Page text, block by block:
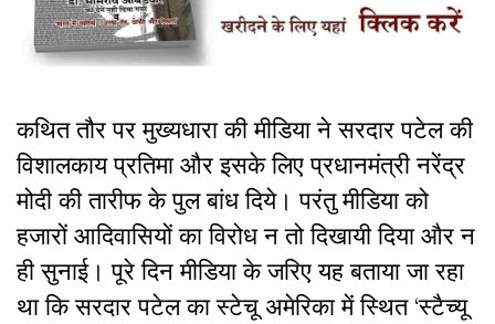
कथित तौर पर मुख्यधारा की मीडिया ने सरदार पटेल की
विशालकाय प्रतिमा और इसके लिए प्रधानमंत्री नरेंद्र
मोदी की तारीफ के पुल बांध दिये। परंतु मीडिया को
हजारों आदिवासियों का विरोध न तो दिखायी दिया और न
ही सुनाई। पूरे दिन मीडिया के जरिए यह बताया जा रहा
था कि सरदार पटेल का स्टेचू अमेरिका में स्थित ‘स्टैच्यू